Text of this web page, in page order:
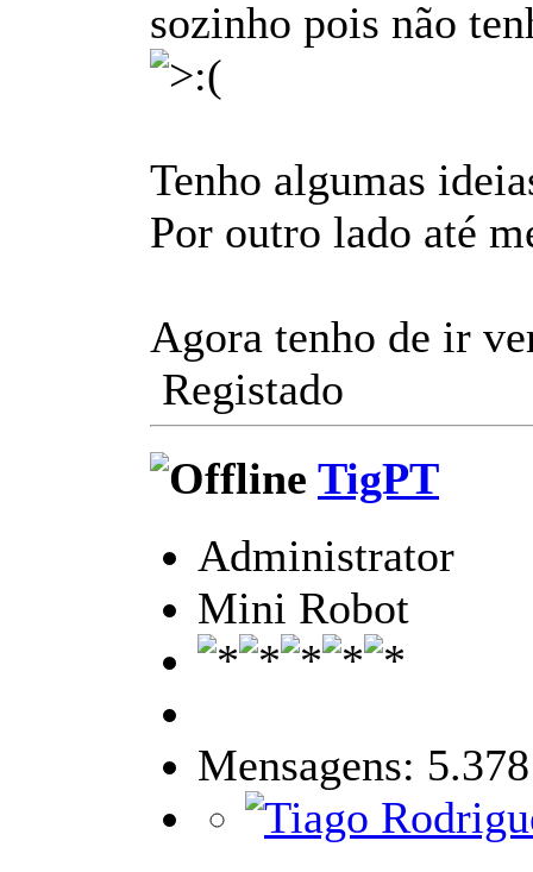
sozinho pois não
Tenho algumas
Por outro lado até
Agora tenho de ir
Registado
TigPT
Administrator
Mini Robot
Mensagens: 5.378